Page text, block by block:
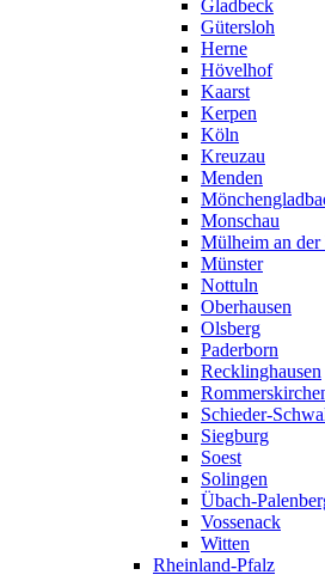
Gladbeck
Gütersloh
Herne
Hövelhof
Kaarst
Kerpen
Köln
Kreuzau
Menden
Monschau
Mülheim an der
Münster
Nottuln
Oberhausen
Olsberg
Paderborn
Recklinghausen
Schieder-
Siegburg
Soest
Solingen
Übach-
Vossenack
Witten
Rheinland-Pfalz